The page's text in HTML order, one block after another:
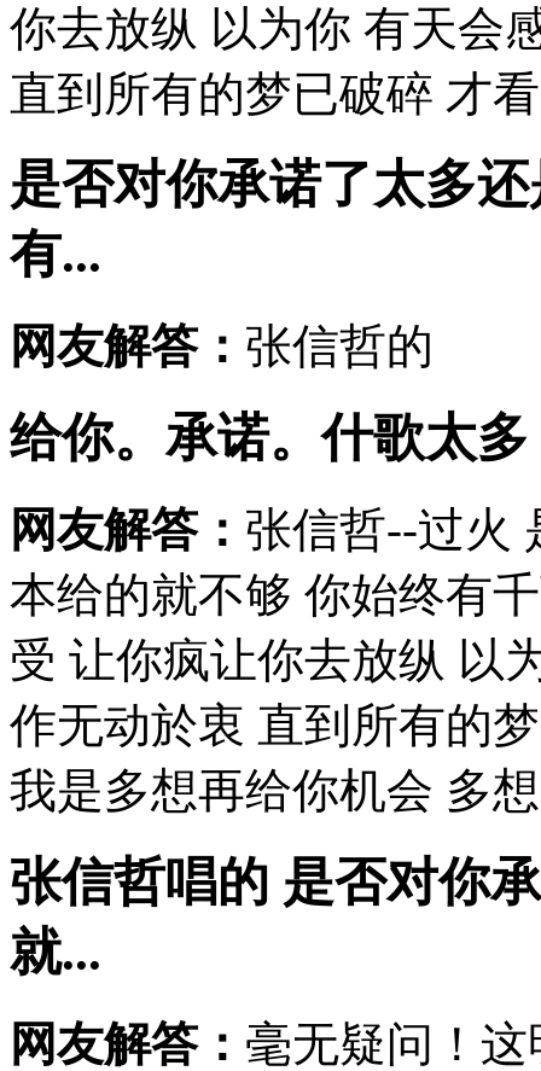
你去放纵 以为你 有天会
直到所有的梦已破碎 才
是否对你承诺了太多
有...
网友解答： 张信哲的
给你。承诺。什歌太
网友解答： 张信哲--过火
本给的就不够 你始终有
受 让你疯让你去放纵 以
作无动於衷 直到所有的
我是多想再给你机会 多
张信哲唱的 是否对你
就...
网友解答： 毫无疑问！